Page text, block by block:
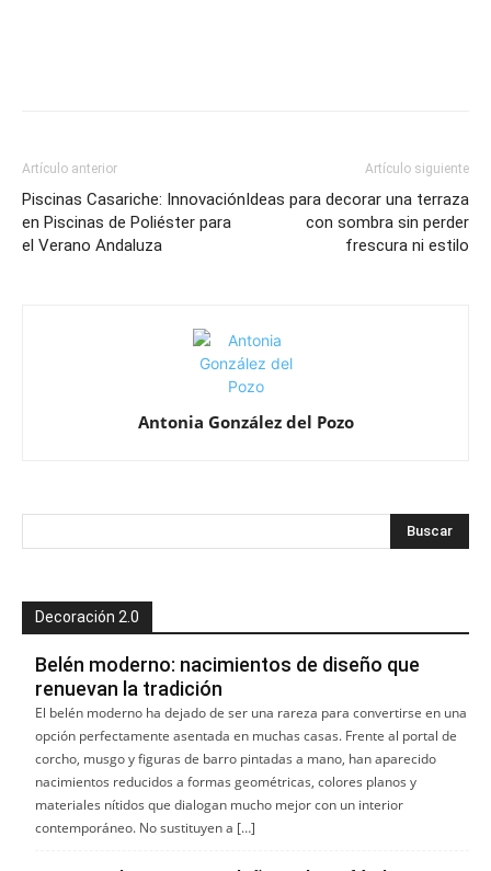
Artículo anterior
Piscinas Casariche: Innovación
en Piscinas de Poliéster para
el Verano Andaluza
Artículo siguiente
Ideas para decorar una terraza
con sombra sin perder
frescura ni estilo
Antonia González del Pozo
Decoración 2.0
Belén moderno: nacimientos de diseño que
renuevan la tradición
El belén moderno ha dejado de ser una rareza para convertirse en una
opción perfectamente asentada en muchas casas. Frente al portal de
corcho, musgo y figuras de barro pintadas a mano, han aparecido
nacimientos reducidos a formas geométricas, colores planos y
materiales nítidos que dialogan mucho mejor con un interior
contemporáneo. No sustituyen a […]